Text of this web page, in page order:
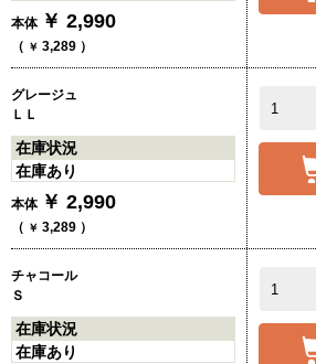
本体 ￥ 2,990
（ ￥ 3,289 ）
グレージュ
ＬＬ
在庫状況
在庫あり
本体 ￥ 2,990
（ ￥ 3,289 ）
チャコール
Ｓ
在庫状況
在庫あり